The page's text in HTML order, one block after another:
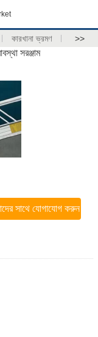
কারখানা ভ্রমণ >>
সরঞ্জাম
সাথে যোগাযোগ করুন